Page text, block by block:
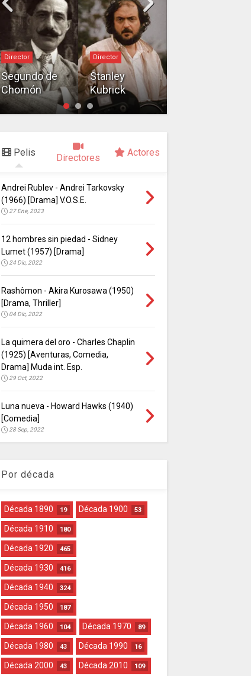
Director
Segundo de
Chomón
Director
Stanley
Kubrick
Pelis Directores Actores
Andrei Rublev - Andrei Tarkovsky
(1966) [Drama] V.O.S.E.
27 Ene, 2023
12 hombres sin piedad - Sidney
Lumet (1957) [Drama]
24 Dic, 2022
Rashômon - Akira Kurosawa (1950)
[Drama, Thriller]
04 Dic, 2022
La quimera del oro - Charles Chaplin
(1925) [Aventuras, Comedia,
Drama] Muda int. Esp.
29 Oct, 2022
Luna nueva - Howard Hawks (1940)
[Comedia]
28 Sep, 2022
Por década
Década 1890 19 Década 1900 53
Década 1910 180
Década 1920 465
Década 1930 416
Década 1940 324
Década 1950 187
Década 1960 104 Década 1970 89
Década 1980 43 Década 1990 16
Década 2000 43 Década 2010 109